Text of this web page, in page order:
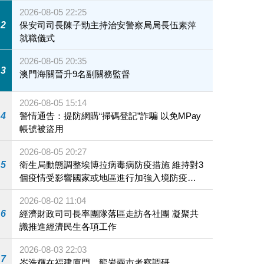
2
2026-08-05 22:25
保安司司長陳子勁主持治安警察局局長伍素萍
就職儀式
3
2026-08-05 20:35
澳門海關晉升9名副關務監督
4
2026-08-05 15:14
警情通告：提防網購“掃碼登記”詐騙 以免MPay
帳號被盜用
5
2026-08-05 20:27
衛生局動態調整埃博拉病毒病防疫措施 維持對3
個疫情受影響國家或地區進行加強入境防疫措
施
6
2026-08-02 11:04
經濟財政司司長率團隊落區走訪各社團 凝聚共
識推進經濟民生各項工作
7
2026-08-03 22:03